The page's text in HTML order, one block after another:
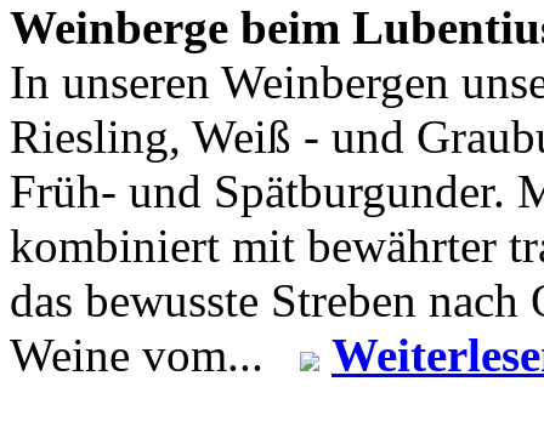
Weinberge beim
In unseren Weinbergen
Riesling, Weiß - und
Früh- und Spätburgunder.
kombiniert mit bewährter
das bewusste Streben
Weine vom...